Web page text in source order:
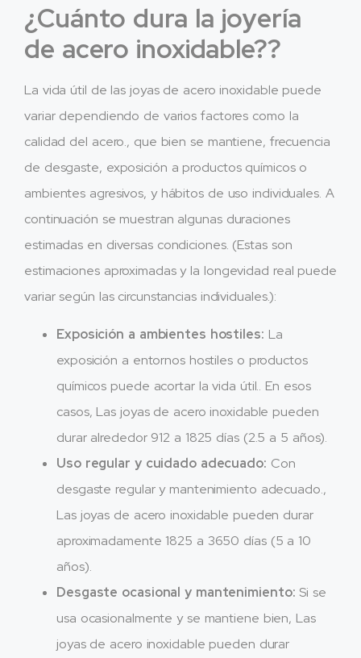
¿Cuánto dura la joyería
de acero inoxidable??
La vida útil de las joyas de acero inoxidable puede
variar dependiendo de varios factores como la
calidad del acero., que bien se mantiene, frecuencia
de desgaste, exposición a productos químicos o
ambientes agresivos, y hábitos de uso individuales. A
continuación se muestran algunas duraciones
estimadas en diversas condiciones. (Estas son
estimaciones aproximadas y la longevidad real puede
variar según las circunstancias individuales.):
Exposición a ambientes hostiles: La
exposición a entornos hostiles o productos
químicos puede acortar la vida útil.. En esos
casos, Las joyas de acero inoxidable pueden
durar alrededor 912 a 1825 días (2.5 a 5 años).
Uso regular y cuidado adecuado: Con
desgaste regular y mantenimiento adecuado.,
Las joyas de acero inoxidable pueden durar
aproximadamente 1825 a 3650 días (5 a 10
años).
Desgaste ocasional y mantenimiento: Si se
usa ocasionalmente y se mantiene bien, Las
joyas de acero inoxidable pueden durar